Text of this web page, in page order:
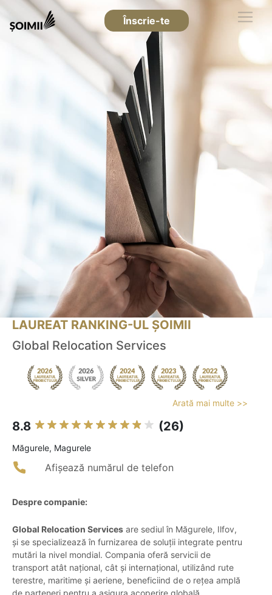
Înscrie-te
LAUREAT RANKING-UL ȘOIMII
Global Relocation Services
Arată mai multe >>
8.8 (26)
Măgurele, Magurele
Afișează numărul de telefon
Despre companie:
Global Relocation Services are sediul în Măgurele, Ilfov,
și se specializează în furnizarea de soluții integrate pentru
mutări la nivel mondial. Compania oferă servicii de
transport atât național, cât și internațional, utilizând rute
terestre, maritime și aeriene, beneficiind de o rețea amplă
de parteneri pentru a asigura acoperire globală.